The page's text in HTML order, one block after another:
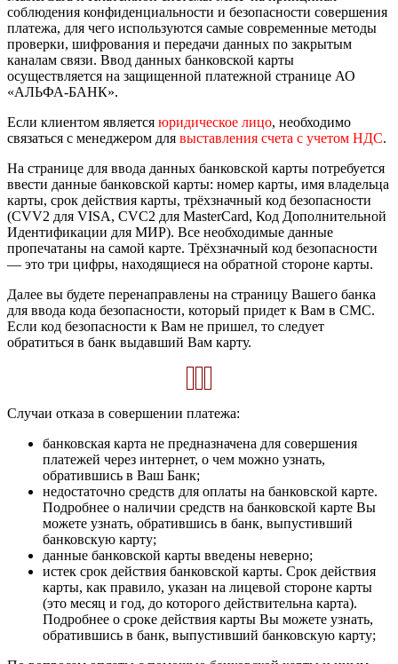
соблюдения конфиденциальности и безопасности совершения
платежа, для чего используются самые современные методы
проверки, шифрования и передачи данных по закрытым
каналам связи. Ввод данных банковской карты
осуществляется на защищенной платежной странице АО
«АЛЬФА-БАНК».
Если клиентом является юридическое лицо, необходимо
связаться с менеджером для выставления счета с учетом НДС.
На странице для ввода данных банковской карты потребуется
ввести данные банковской карты: номер карты, имя владельца
карты, срок действия карты, трёхзначный код безопасности
(CVV2 для VISA, CVC2 для MasterCard, Код Дополнительной
Идентификации для МИР). Все необходимые данные
пропечатаны на самой карте. Трёхзначный код безопасности
— это три цифры, находящиеся на обратной стороне карты.
Далее вы будете перенаправлены на страницу Вашего банка
для ввода кода безопасности, который придет к Вам в СМС.
Если код безопасности к Вам не пришел, то следует
обратиться в банк выдавший Вам карту.
Случаи отказа в совершении платежа:
банковская карта не предназначена для совершения
платежей через интернет, о чем можно узнать,
обратившись в Ваш Банк;
недостаточно средств для оплаты на банковской карте.
Подробнее о наличии средств на банковской карте Вы
можете узнать, обратившись в банк, выпустивший
банковскую карту;
данные банковской карты введены неверно;
истек срок действия банковской карты. Срок действия
карты, как правило, указан на лицевой стороне карты
(это месяц и год, до которого действительна карта).
Подробнее о сроке действия карты Вы можете узнать,
обратившись в банк, выпустивший банковскую карту;